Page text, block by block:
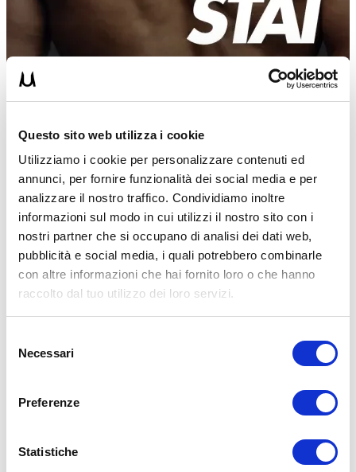
Questo sito web utilizza i cookie
Utilizziamo i cookie per personalizzare contenuti ed
annunci, per fornire funzionalità dei social media e per
analizzare il nostro traffico. Condividiamo inoltre
informazioni sul modo in cui utilizzi il nostro sito con i
nostri partner che si occupano di analisi dei dati web,
pubblicità e social media, i quali potrebbero combinarle
con altre informazioni che hai fornito loro o che hanno
raccolto dal tuo utilizzo dei loro servizi.
delNecessari
Preferenze
Statistiche
UM
Stai recuperando bene dagli allenamenti? Impara a
Stai recuperando bene dagli allenamenti? Se hai organizzato tante
Leggi tutto